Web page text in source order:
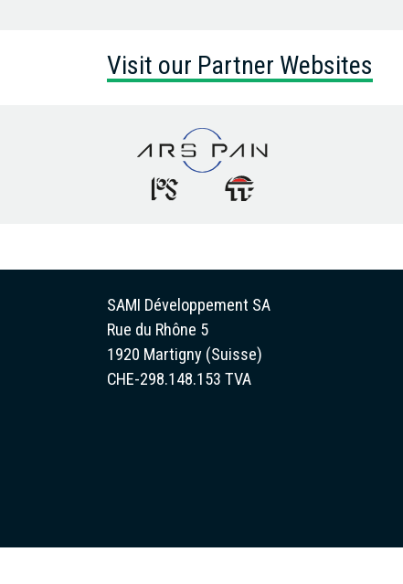
Visit our Partner Websites
SAMI Développement SA
Rue du Rhône 5
1920 Martigny (Suisse)
CHE-298.148.153 TVA